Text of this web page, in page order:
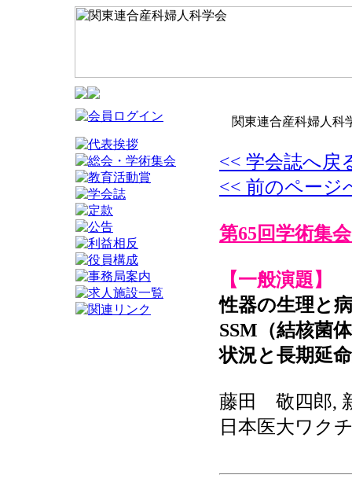
関東連合産科婦人科
<< 学会誌へ戻
<< 前のページ
第65回学術集会
【一般演題】
性器の生理と
SSM（結核菌
状況と長期延
藤田 敬四郎,
日本医大ワク